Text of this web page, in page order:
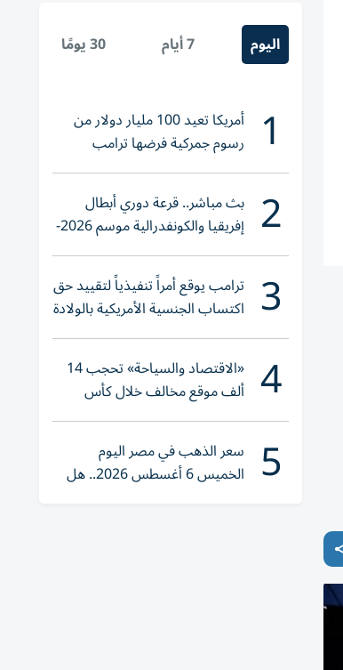
اليوم 7 أيام 30 يومًا
1 أمريكا تعيد 100 مليار دولار من
رسوم جمركية فرضها ترامب
2 بث مباشر.. قرعة دوري أبطال
إفريقيا والكونفدرالية موسم 2026-
2027
3 ترامب يوقع أمراً تنفيذياً لتقييد حق
اكتساب الجنسية الأمريكية بالولادة
4 «الاقتصاد والسياحة» تحجب 14
ألف موقع مخالف خلال كأس
العالم 2026
5 سعر الذهب في مصر اليوم
الخميس 6 أغسطس 2026.. هل